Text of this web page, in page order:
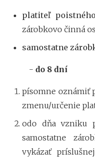
platiteľ poistného
zárobkovo činná
samostatne
- do 8 dní
písomne oznámiť
zmenu/určenie
odo dňa vzniku
samostatne
vykázať